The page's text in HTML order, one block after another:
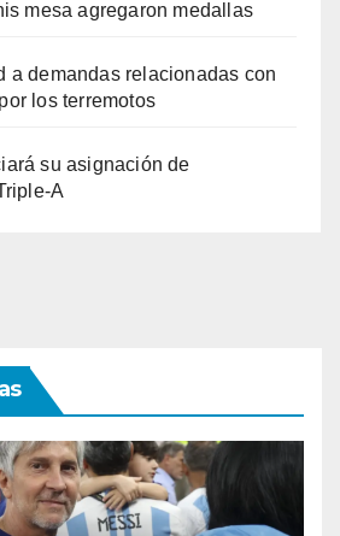
mesa agregaron medallas
a demandas relacionadas con
los terremotos
su asignación de
A